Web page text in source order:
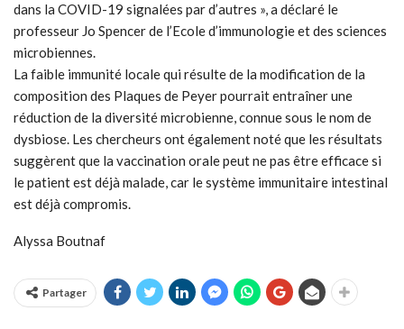
dans la COVID-19 signalées par d’autres », a déclaré le
professeur Jo Spencer de l’Ecole d’immunologie et des sciences
microbiennes.
La faible immunité locale qui résulte de la modification de la
composition des Plaques de Peyer pourrait entraîner une
réduction de la diversité microbienne, connue sous le nom de
dysbiose. Les chercheurs ont également noté que les résultats
suggèrent que la vaccination orale peut ne pas être efficace si
le patient est déjà malade, car le système immunitaire intestinal
est déjà compromis.
Alyssa Boutnaf
Partager